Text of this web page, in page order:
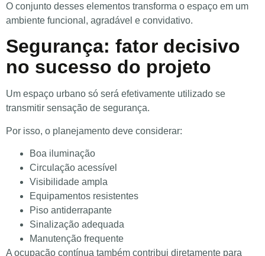
O conjunto desses elementos transforma o espaço em um
ambiente funcional, agradável e convidativo.
Segurança: fator decisivo
no sucesso do projeto
Um espaço urbano só será efetivamente utilizado se
transmitir sensação de segurança.
Por isso, o planejamento deve considerar:
Boa iluminação
Circulação acessível
Visibilidade ampla
Equipamentos resistentes
Piso antiderrapante
Sinalização adequada
Manutenção frequente
A ocupação contínua também contribui diretamente para